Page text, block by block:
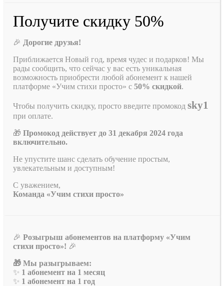
Получите скидку 50%
🎉 Дорогие друзья!
Приближается Новый год, время чудес и подарков! Мы
рады сообщить, что сейчас у вас есть уникальная
возможность приобрести любой абонемент к нашей
платформе «Учим стихи просто» с 50% скидкой.
Чтобы получить скидку, просто введите промокод sky1
при оплате.
🎁 Промокод действует до 31 декабря 2024 года
включительно.
Не упустите шанс сделать обучение простым,
увлекательным и доступным!
С уважением,
Команда «Учим стихи просто»
🎉 Розыгрыш абонементов на платформу «Учим
стихи просто»! 🎉
🎁 Мы разыгрываем:
✨ 1 абонемент на 1 месяц
✨ 1 абонемент на 1 год